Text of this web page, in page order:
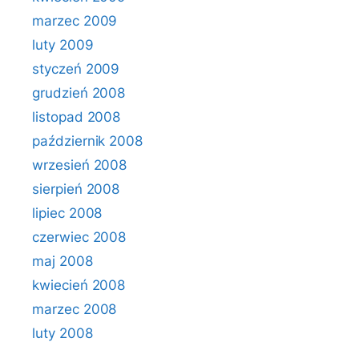
marzec 2009
luty 2009
styczeń 2009
grudzień 2008
listopad 2008
październik 2008
wrzesień 2008
sierpień 2008
lipiec 2008
czerwiec 2008
maj 2008
kwiecień 2008
marzec 2008
luty 2008